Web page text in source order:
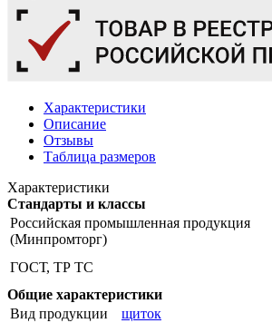
Характеристики
Описание
Отзывы
Таблица размеров
Характеристики
Стандарты и классы
Российская промышленная продукция
(Минпромторг)
ГОСТ, ТР ТС
Общие характеристики
Вид продукции
щиток